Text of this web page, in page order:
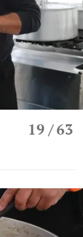
19/ 63